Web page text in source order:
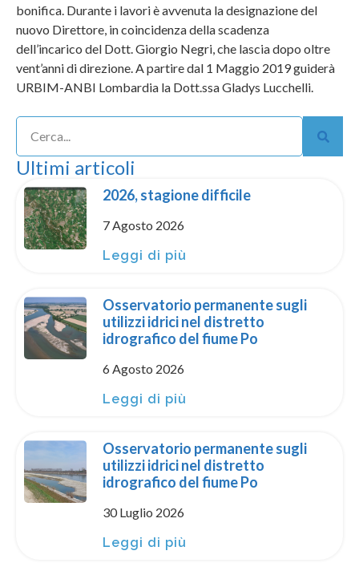
bonifica. Durante i lavori è avvenuta la designazione del
nuovo Direttore, in coincidenza della scadenza
dell’incarico del Dott. Giorgio Negri, che lascia dopo oltre
vent’anni di direzione. A partire dal 1 Maggio 2019 guiderà
URBIM-ANBI Lombardia la Dott.ssa Gladys Lucchelli.
Ultimi articoli
2026, stagione difficile
7 Agosto 2026
Leggi di più
Osservatorio permanente sugli
utilizzi idrici nel distretto
idrografico del fiume Po
6 Agosto 2026
Leggi di più
Osservatorio permanente sugli
utilizzi idrici nel distretto
idrografico del fiume Po
30 Luglio 2026
Leggi di più